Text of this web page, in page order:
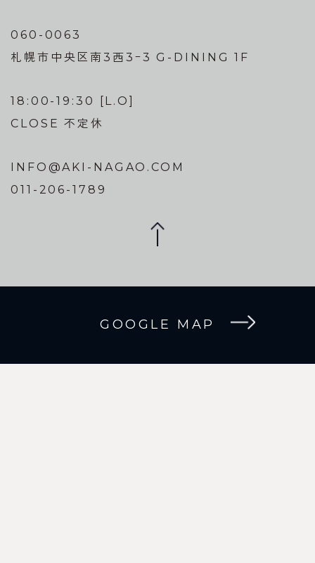
060-0063
札幌市中央区南3西3ｰ3 G-DINING 1F
18:00-19:30 [L.O]
CLOSE 不定休
INFO@AKI-NAGAO.COM
011-206-1789
GOOGLE MAP